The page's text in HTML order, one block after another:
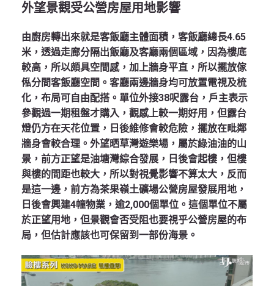
外望景觀受公營房屋用地影響
由廚房轉出來就是客飯廳主體面積，客飯廳總長4.65
米，透過走廊分隔出飯廳及客廳兩個區域，因為樓底
較高，所以頗具空間感，加上牆身平直，所以擺放傢
俬分間客飯廳空間。客廳兩邊牆身均可放置電視及梳
化，布局可自由配搭。單位外接38呎露台，戶主表示
參觀過一期租盤才購入，觀感上較一期好用，但露台
燈仍方在天花位置，日後維修會較危險，擺放在毗鄰
牆身會較合理。外望晒草灣遊樂場，屬於綠油油的山
景，前方正望是油塘灣綜合發展，日後會起樓，但樓
與樓的間距也較大，所以對視覺影響不算太大，反而
是這一邊，前方為茶果嶺土礦場公營房屋發展用地，
日後會興建4幢物業，逾2,000個單位。這個單位不屬
於正望用地，但景觀會否受阻也要視乎公營房屋的布
局，但估計應該也可保留到一部份海景。